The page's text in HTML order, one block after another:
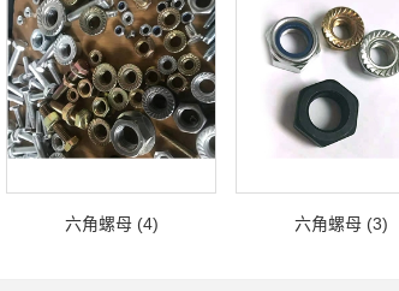
六角螺母 (4) 六角螺母 (3)